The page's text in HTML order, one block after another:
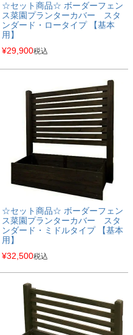
☆セット商品☆ ボーダーフェン
ス菜園プランターカバー スタ
ンダード・ロータイプ 【基本
用】
¥29,900税込
☆セット商品☆ ボーダーフェン
ス菜園プランターカバー スタ
ンダード・ミドルタイプ 【基本
用】
¥32,500税込